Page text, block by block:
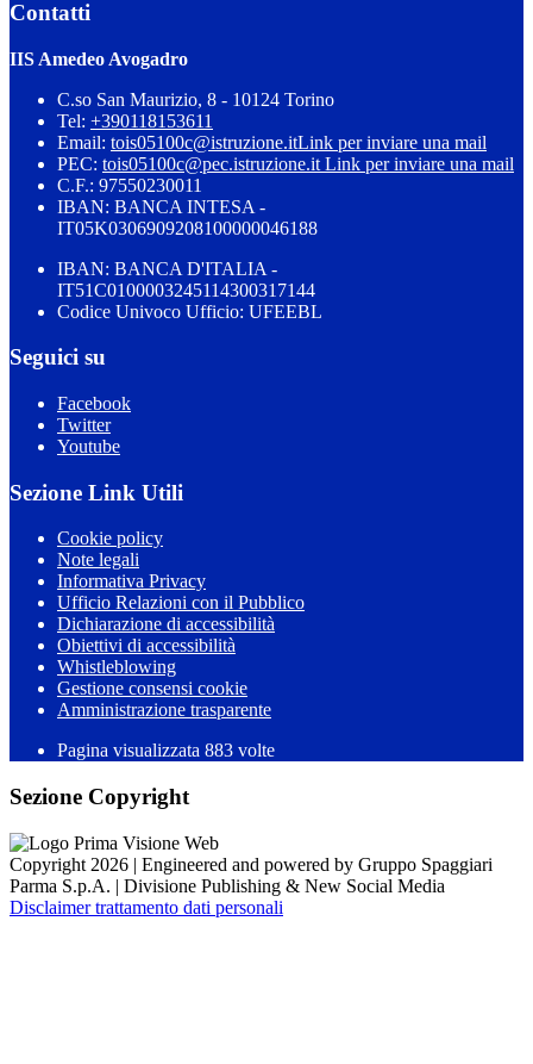
Contatti
IIS Amedeo Avogadro
C.so San Maurizio, 8 - 10124 Torino
Tel: +390118153611
Email: tois05100c@istruzione.itLink per inviare una mail
PEC: tois05100c@pec.istruzione.it Link per inviare una mail
C.F.: 97550230011
IBAN: BANCA INTESA -
IT05K0306909208100000046188
IBAN: BANCA D'ITALIA -
IT51C0100003245114300317144
Codice Univoco Ufficio: UFEEBL
Seguici su
Facebook
Twitter
Youtube
Sezione Link Utili
Cookie policy
Note legali
Informativa Privacy
Ufficio Relazioni con il Pubblico
Dichiarazione di accessibilità
Obiettivi di accessibilità
Whistleblowing
Gestione consensi cookie
Amministrazione trasparente
Pagina visualizzata 883 volte
Sezione Copyright
Copyright 2026 | Engineered and powered by Gruppo Spaggiari
Parma S.p.A. | Divisione Publishing & New Social Media
Disclaimer trattamento dati personali